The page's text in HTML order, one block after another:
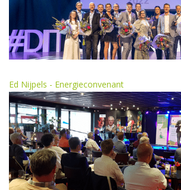
Ed Nijpels - Energieconvenant